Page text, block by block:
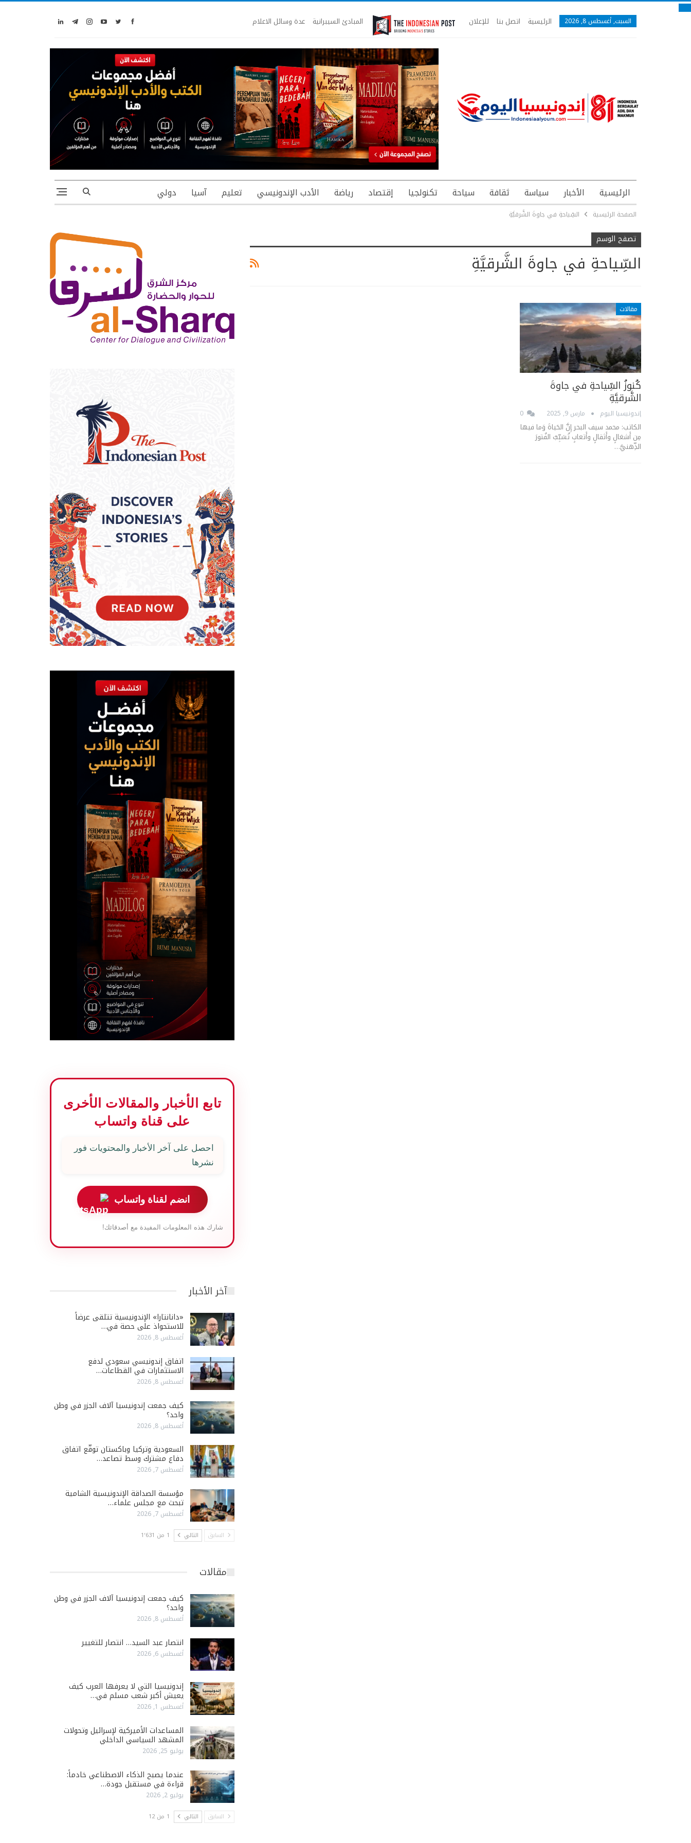
السبت, أغسطس 8, 2026 الرئيسية اتصل بنا للإعلان المبادئ السيبرانية عدة وسائل الاعلام
الرئيسية الأخبار سياسة ثقافة سياحة تكنولجيا إقتصاد رياضة الأدب الإندونيسي تعليم آسيا دولي
الصفحة الرئيسية السِّياحةِ في جاوةَ الشَّرقيَّةِ
تصفح الوسم
السِّياحةِ في جاوةَ الشَّرقيَّةِ
مقالات
كُنوزُ السِّياحةِ في جاوةَ
الشَّرقيَّةِ
إندونيسيا اليوم مارس 9, 2025
الكاتب: محمد سيف البحر إِنَّ الحَياةَ وَما فيها
مِن أَشغالٍ وأَثقالٍ وأَتعابٍ تُسَبِّبُ الفُتورَ
الذِّهنيَّ…
تابع الأخبار والمقالات الأخرى
على قناة واتساب
احصل على آخر الأخبار والمحتويات فور
نشرها
انضم لقناة واتساب
شارك هذه المعلومات المفيدة مع أصدقائك!
آخر الأخبار
«دانانتارا» الإندونيسية تتلقى عرضاً
للاستحواذ على حصة في…
أغسطس 8, 2026
اتفاق إندونيسي سعودي لدفع
الاستثمارات في القطاعات…
أغسطس 8, 2026
كيف جمعت إندونيسيا آلاف الجزر في وطن
واحد؟
أغسطس 8, 2026
السعودية وتركيا وباكستان توقّع اتفاق
دفاع مشترك وسط تصاعد…
أغسطس 7, 2026
مؤسسة الصداقة الإندونيسية الشامية
تبحث مع مجلس علماء…
أغسطس 7, 2026
السابق التالي 1 من 1٬631
مقالات
كيف جمعت إندونيسيا آلاف الجزر في وطن
واحد؟
أغسطس 8, 2026
انتصار عبد السيد… انتصار للتغيير
أغسطس 6, 2026
إندونيسيا التي لا يعرفها العرب كيف
يعيش أكبر شعب مسلم في…
أغسطس 1, 2026
المساعدات الأميركية لإسرائيل وتحولات
المشهد السياسي الداخلي
يوليو 25, 2026
عندما يصبح الذكاء الاصطناعي خادماً:
قراءة في مستقبل جودة…
يوليو 2, 2026
السابق التالي 1 من 12